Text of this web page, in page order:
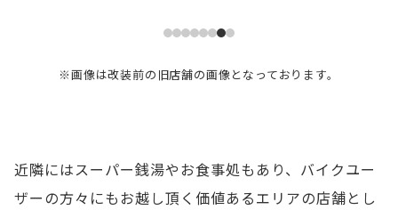
※画像は改装前の旧店舗の画像となっております。
近隣にはスーパー銭湯やお食事処もあり、バイクユー
ザーの方々にもお越し頂く価値あるエリアの店舗とし